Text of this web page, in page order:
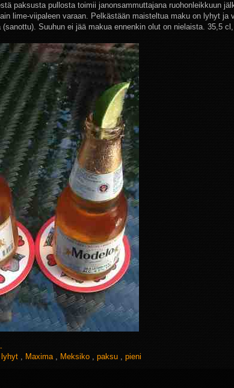
paksusta pullosta toimii janonsammuttajana ruohonleikkuun
lime-viipaleen varaan. Pelkästään maisteltua maku on lyhyt ja
Suuhun ei jää makua ennenkin olut on nielaista. 35,5
lyhyt Maxima Meksiko paksu pieni